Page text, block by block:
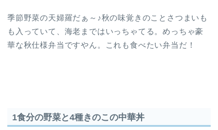
季節野菜の天婦羅だぁ～♪秋の味覚きのことさつまいも
も入っていて、海老まではいっちゃてる。めっちゃ豪
華な秋仕様弁当ですやん。これも食べたい弁当だ！
1食分の野菜と4種きのこの中華丼